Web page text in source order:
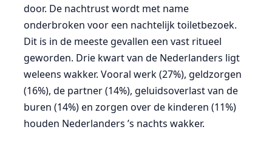
door. De nachtrust wordt met name
onderbroken voor een nachtelijk toiletbezoek.
Dit is in de meeste gevallen een vast ritueel
geworden. Drie kwart van de Nederlanders ligt
weleens wakker. Vooral werk (27%), geldzorgen
(16%), de partner (14%), geluidsoverlast van de
buren (14%) en zorgen over de kinderen (11%)
houden Nederlanders ’s nachts wakker.